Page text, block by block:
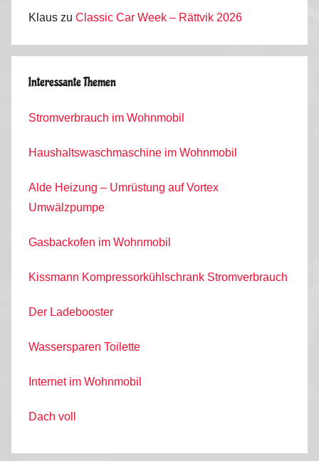
Klaus zu Classic Car Week – Rättvik 2026
Interessante Themen
Stromverbrauch im Wohnmobil
Haushaltswaschmaschine im Wohnmobil
Alde Heizung – Umrüstung auf Vortex
Umwälzpumpe
Gasbackofen im Wohnmobil
Kissmann Kompressorkühlschrank Stromverbrauch
Der Ladebooster
Wassersparen Toilette
Internet im Wohnmobil
Dach voll